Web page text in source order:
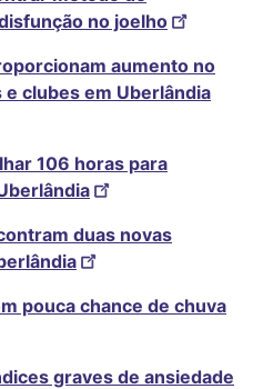
no joelho
aumento no
clubes em Uberlândia
106 horas para
duas novas
pouca chance de chuva
graves de ansiedade